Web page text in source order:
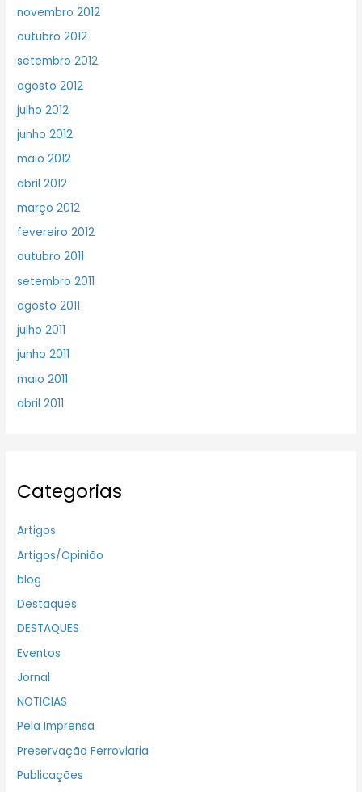
novembro 2012
outubro 2012
setembro 2012
agosto 2012
julho 2012
junho 2012
maio 2012
abril 2012
março 2012
fevereiro 2012
outubro 2011
setembro 2011
agosto 2011
julho 2011
junho 2011
maio 2011
abril 2011
Categorias
Artigos
Artigos/Opinião
blog
Destaques
DESTAQUES
Eventos
Jornal
NOTICIAS
Pela Imprensa
Preservação Ferroviaria
Publicações